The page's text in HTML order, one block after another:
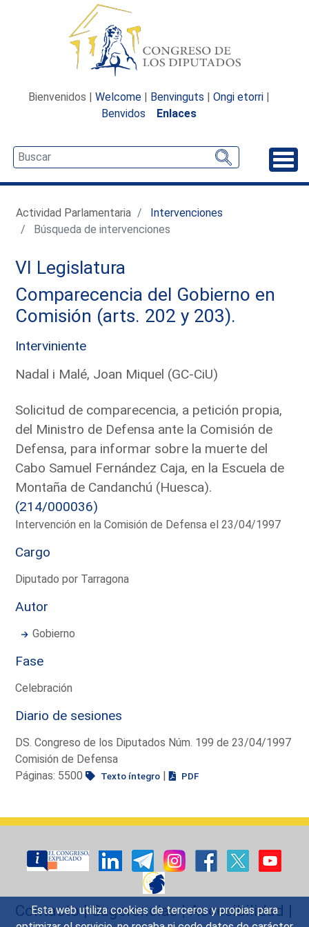
Esta web utiliza cookies de terceros y propias para
Bienvenidos | Welcome | Benvinguts | Ongi etorri |
Benvidos
Enlaces
Actividad Parlamentaria
Intervenciones
Búsqueda de intervenciones
VI Legislatura
Comparecencia del Gobierno en
Comisión (arts. 202 y 203).
Interviniente
Nadal i Malé, Joan Miquel (GC-CiU)
Solicitud de comparecencia, a petición propia,
del Ministro de Defensa ante la Comisión de
Defensa, para informar sobre la muerte del
Cabo Samuel Fernández Caja, en la Escuela de
Montaña de Candanchú (Huesca).
(214/000036)
Intervención en la Comisión de Defensa el 23/04/1997
Cargo
Diputado por Tarragona
Autor
Gobierno
Fase
Celebración
Diario de sesiones
DS. Congreso de los Diputados Núm. 199 de 23/04/1997
Comisión de Defensa
Páginas: 5500
Texto íntegro | PDF
Contacto|Sugerencias|Accesibilidad |